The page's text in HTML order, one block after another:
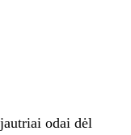
odai dėl